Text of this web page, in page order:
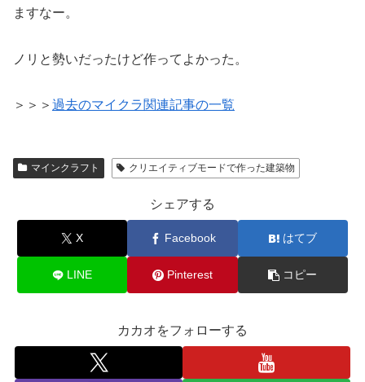
ますなー。
ノリと勢いだったけど作ってよかった。
＞＞＞ 過去のマイクラ関連記事の一覧
マインクラフト クリエイティブモードで作った建築物
シェアする
X Facebook はてブ
LINE Pinterest コピー
カカオをフォローする